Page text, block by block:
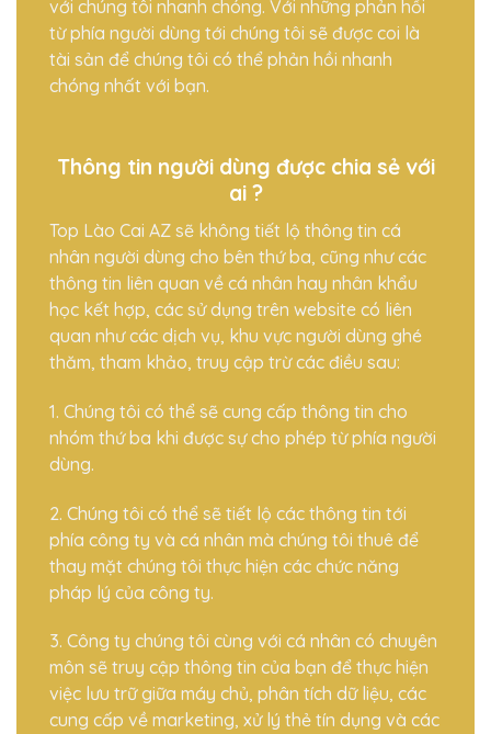
với chúng tôi nhanh chóng. Với những phản hồi
từ phía người dùng tới chúng tôi sẽ được coi là
tài sản để chúng tôi có thể phản hồi nhanh
chóng nhất với bạn.
Thông tin người dùng được chia sẻ với
ai ?
Top Lào Cai AZ sẽ không tiết lộ thông tin cá
nhân người dùng cho bên thứ ba, cũng như các
thông tin liên quan về cá nhân hay nhân khẩu
học kết hợp, các sử dụng trên website có liên
quan như các dịch vụ, khu vực người dùng ghé
thăm, tham khảo, truy cập trừ các điều sau:
1. Chúng tôi có thể sẽ cung cấp thông tin cho
nhóm thứ ba khi được sự cho phép từ phía người
dùng.
2. Chúng tôi có thể sẽ tiết lộ các thông tin tới
phía công ty và cá nhân mà chúng tôi thuê để
thay mặt chúng tôi thực hiện các chức năng
pháp lý của công ty.
3. Công ty chúng tôi cùng với cá nhân có chuyên
môn sẽ truy cập thông tin của bạn để thực hiện
việc lưu trữ giữa máy chủ, phân tích dữ liệu, các
cung cấp về marketing, xử lý thẻ tín dụng và các